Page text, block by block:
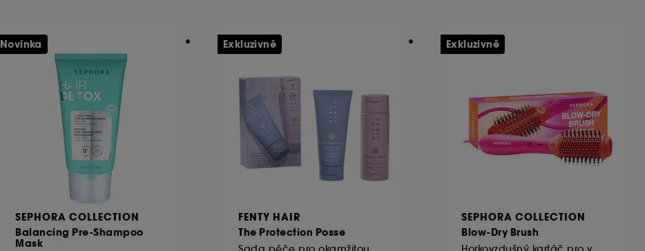
SEPHORA COLLECTION
Balancing Pre-Shampoo
Mask
Novinka
FENTY HAIR
The Protection Posse
Exkluzivně
SEPHORA COLLECTION
Blow-Dry Brush
Exkluzivně